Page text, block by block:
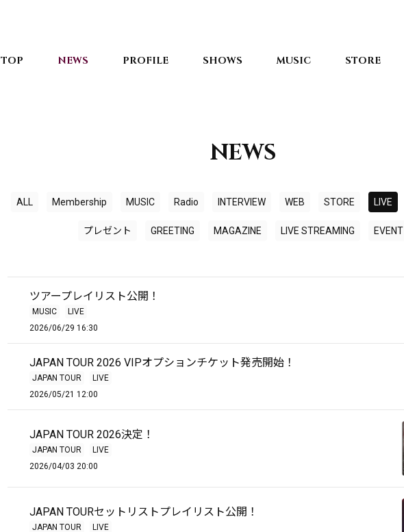
TOP NEWS PROFILE SHOWS MUSIC STORE
NEWS
ALL Membership MUSIC Radio INTERVIEW WEB STORE LIVE
プレゼント GREETING MAGAZINE LIVE STREAMING EVENT
ツアープレイリスト公開！
MUSIC
LIVE
2026/06/29 16:30
JAPAN TOUR 2026 VIPオプションチケット発売開始！
JAPAN TOUR
LIVE
2026/05/21 12:00
JAPAN TOUR 2026決定！
JAPAN TOUR
LIVE
2026/04/03 20:00
JAPAN TOURセットリストプレイリスト公開！
JAPAN TOUR
LIVE